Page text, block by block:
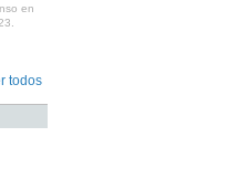
en
todos